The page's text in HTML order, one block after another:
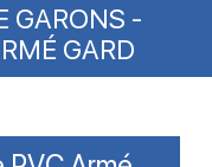
GARONS -
GARD